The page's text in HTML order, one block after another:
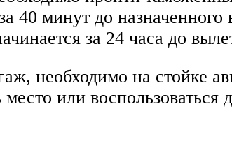
40 минут до
за 24 часа до
необходимо на стойке
или воспользоваться